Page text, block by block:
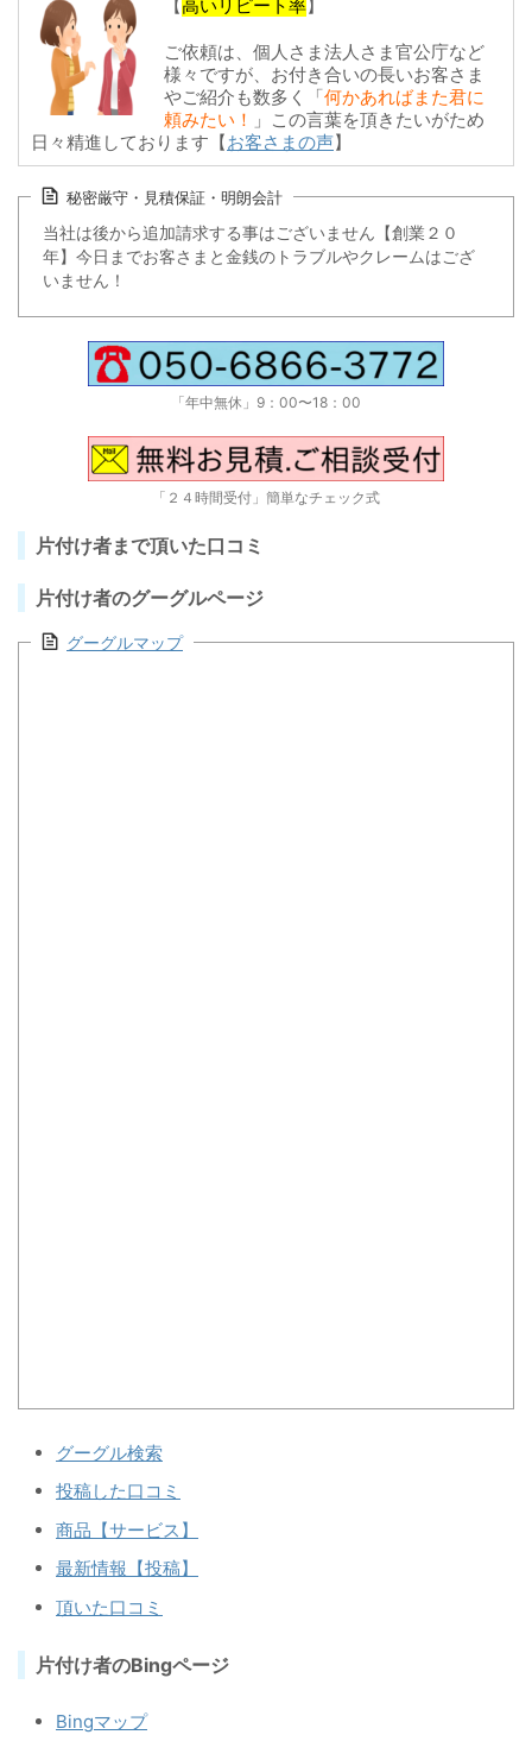
【 高いリピート率】
ご依頼は、個人さま法人さま官公庁など
様々ですが、お付き合いの長いお客さま
やご紹介も数多く「何かあればまた君に
頼みたい！ 」この言葉を頂きたいがため
日々精進しております【お客さまの声】
秘密厳守・見積保証・明朗会計
当社は後から追加請求する事はございません【創業２０
年】今日までお客さまと金銭のトラブルやクレームはござ
いません！
「年中無休」9：00〜18：00
「２４時間受付」簡単なチェック式
片付け者まで頂いた口コミ
片付け者のグーグルページ
グーグルマップ
グーグル検索
投稿した口コミ
商品【サービス】
最新情報【投稿】
頂いた口コミ
片付け者のBingページ
Bingマップ